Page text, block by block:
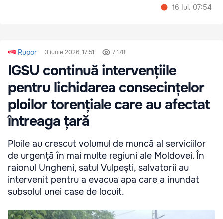
16 Iul. 07:54
Rupor 3 iunie 2026, 17:51 7 178
IGSU continuă intervențiile
pentru lichidarea consecințelor
ploilor torențiale care au afectat
întreaga țară
Ploile au crescut volumul de muncă al serviciilor
de urgență în mai multe regiuni ale Moldovei. În
raionul Ungheni, satul Vulpești, salvatorii au
intervenit pentru a evacua apa care a inundat
subsolul unei case de locuit.